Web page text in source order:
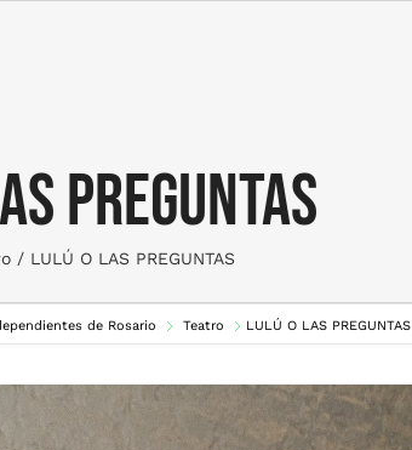
PREGUNTAS
LULÚ O LAS PREGUNTAS
de Rosario Teatro LULÚ O LAS PREGUNTAS